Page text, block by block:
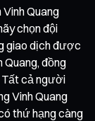
Quang
chọn đội
giao dịch được
Quang, đồng
Tất cả người
Vinh Quang
thứ hạng càng